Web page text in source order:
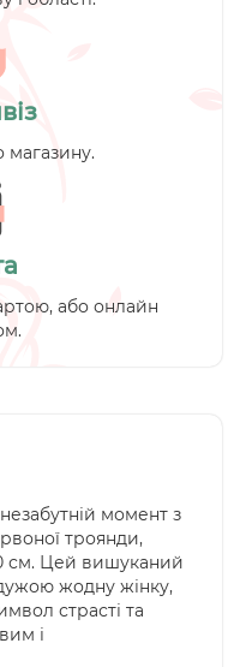
магазину.
або онлайн
момент з
троянди,
см. Цей вишуканий
жодну жінку,
страсті та
і